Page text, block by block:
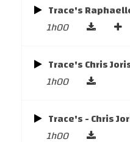
Trace's
1h00
Trace's Chris
1h00
Trace's - Chris
1h00